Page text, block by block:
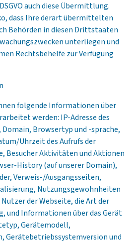
auch diese Übermittlung.
dass Ihre derart übermittelten
Behörden in diesen Drittstaaten
unterliegen und
Rechtsbehelfe zur Verfügung
folgende Informationen über
werden: IP-Adresse des
Browsertyp und -sprache,
Uhrzeit des Aufrufs der
Besucher Aktivitäten und Aktionen
History (auf unserer Domain),
Verweis-/Ausgangsseiten,
Nutzungsgewohnheiten
der Webseite, die Art der
und Informationen über das Gerät
Gerätemodell,
Gerätebetriebssystemversion und